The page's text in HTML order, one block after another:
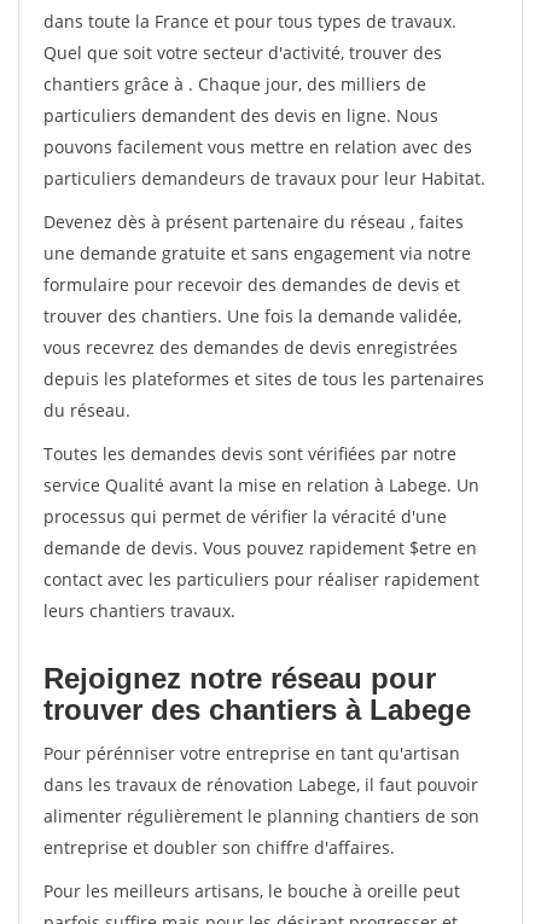
dans toute la France et pour tous types de travaux.
Quel que soit votre secteur d'activité, trouver des
chantiers grâce à . Chaque jour, des milliers de
particuliers demandent des devis en ligne. Nous
pouvons facilement vous mettre en relation avec des
particuliers demandeurs de travaux pour leur Habitat.
Devenez dès à présent partenaire du réseau , faites
une demande gratuite et sans engagement via notre
formulaire pour recevoir des demandes de devis et
trouver des chantiers. Une fois la demande validée,
vous recevrez des demandes de devis enregistrées
depuis les plateformes et sites de tous les partenaires
du réseau.
Toutes les demandes devis sont vérifiées par notre
service Qualité avant la mise en relation à Labege. Un
processus qui permet de vérifier la véracité d'une
demande de devis. Vous pouvez rapidement $etre en
contact avec les particuliers pour réaliser rapidement
leurs chantiers travaux.
Rejoignez notre réseau pour
trouver des chantiers à Labege
Pour pérénniser votre entreprise en tant qu'artisan
dans les travaux de rénovation Labege, il faut pouvoir
alimenter régulièrement le planning chantiers de son
entreprise et doubler son chiffre d'affaires.
Pour les meilleurs artisans, le bouche à oreille peut